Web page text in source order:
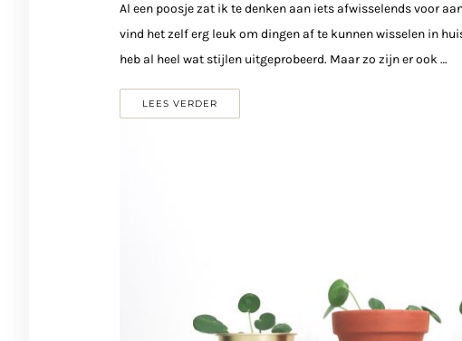
Al een poosje zat ik te denken aan iets afwisselends voor
vind het zelf erg leuk om dingen af te kunnen wisselen in
heb al heel wat stijlen uitgeprobeerd. Maar zo zijn er ook …
LEES VERDER